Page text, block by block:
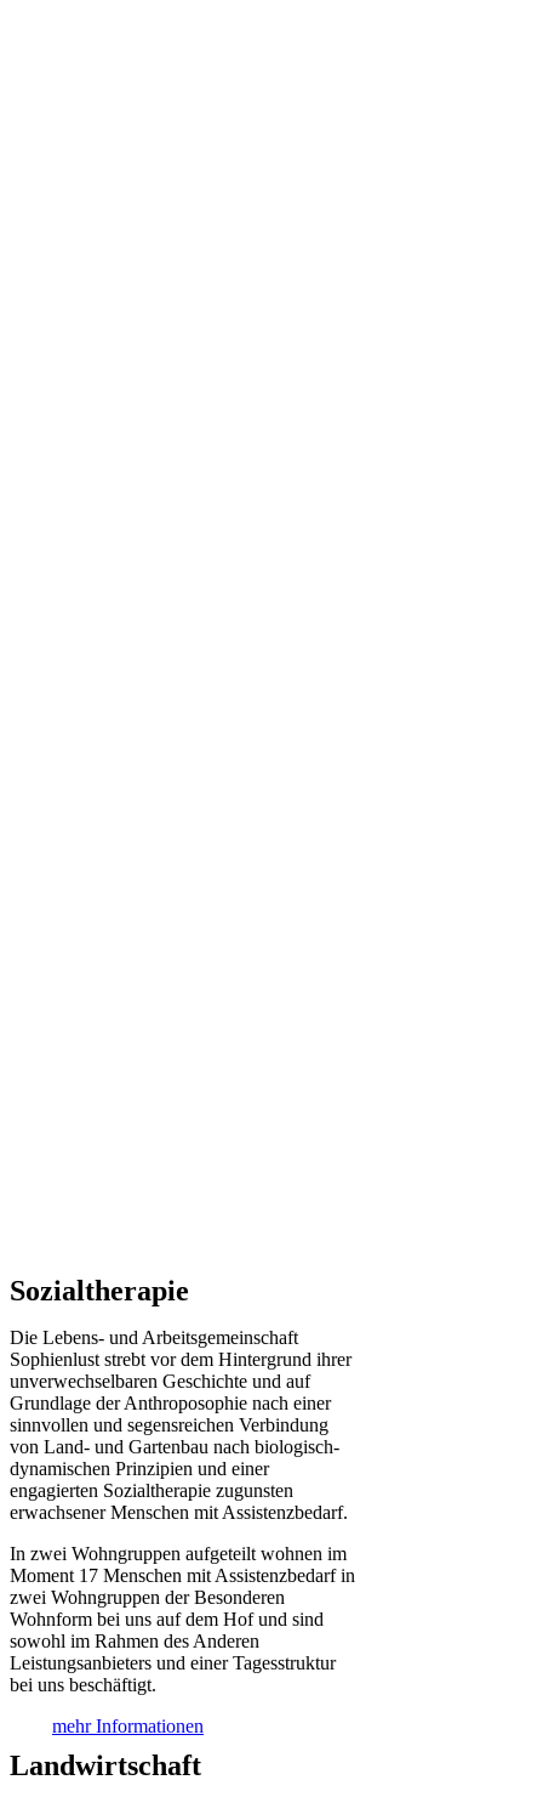
Sozialtherapie
Die Lebens- und Arbeitsgemeinschaft
Sophienlust strebt vor dem Hintergrund ihrer
unverwechselbaren Geschichte und auf
Grundlage der Anthroposophie nach einer
sinnvollen und segensreichen Verbindung
von Land- und Gartenbau nach biologisch-
dynamischen Prinzipien und einer
engagierten Sozialtherapie zugunsten
erwachsener Menschen mit Assistenzbedarf.
In zwei Wohngruppen aufgeteilt wohnen im
Moment 17 Menschen mit Assistenzbedarf in
zwei Wohngruppen der Besonderen
Wohnform bei uns auf dem Hof und sind
sowohl im Rahmen des Anderen
Leistungsanbieters und einer Tagesstruktur
bei uns beschäftigt.
mehr Informationen
Landwirtschaft